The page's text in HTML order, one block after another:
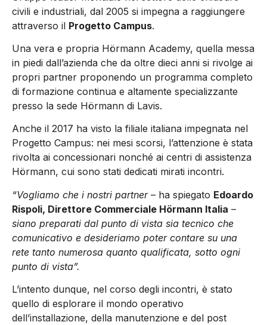
civili e industriali, dal 2005 si impegna a raggiungere
attraverso il Progetto Campus.
Una vera e propria Hörmann Academy, quella messa
in piedi dall’azienda che da oltre dieci anni si rivolge ai
propri partner proponendo un programma completo
di formazione continua e altamente specializzante
presso la sede Hörmann di Lavis.
Anche il 2017 ha visto la filiale italiana impegnata nel
Progetto Campus: nei mesi scorsi, l’attenzione è stata
rivolta ai concessionari nonché ai centri di assistenza
Hörmann, cui sono stati dedicati mirati incontri.
“Vogliamo che i nostri partner– ha spiegato Edoardo
Rispoli, Direttore Commerciale Hörmann Italia –
siano preparati dal punto di vista sia tecnico che
comunicativo e desideriamo poter contare su una
rete tanto numerosa quanto qualificata, sotto ogni
punto di vista”.
L’intento dunque, nel corso degli incontri, è stato
quello di esplorare il mondo operativo
dell’installazione, della manutenzione e del post